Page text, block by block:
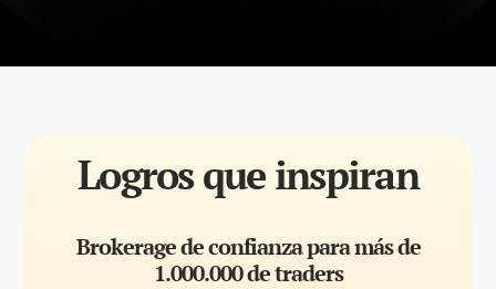
Logros que inspiran
Brokerage de confianza para más de
1.000.000 de traders